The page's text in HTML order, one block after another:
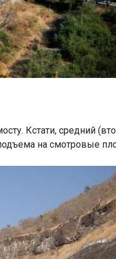
Кстати, средний
на смотровые